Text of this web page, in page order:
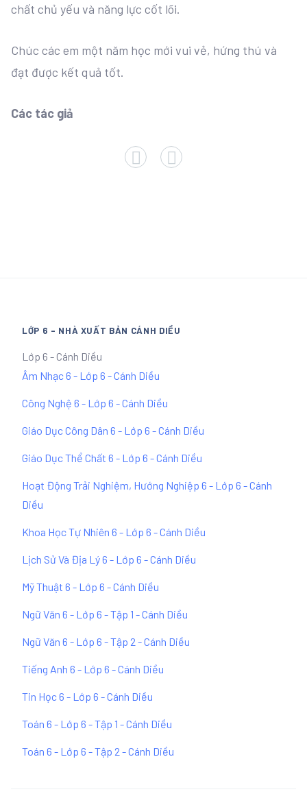
chất chủ yếu và năng lực cốt lõi.
Chúc các em một năm học mới vui vẻ, hứng thú và
đạt được kết quả tốt.
Các tác giả
LỚP 6 - NHÀ XUẤT BẢN CÁNH DIỀU
Lớp 6 - Cánh Diều
Âm Nhạc 6 - Lớp 6 - Cánh Diều
Công Nghệ 6 - Lớp 6 - Cánh Diều
Giáo Dục Công Dân 6 - Lớp 6 - Cánh Diều
Giáo Dục Thể Chất 6 - Lớp 6 - Cánh Diều
Hoạt Động Trải Nghiệm, Hướng Nghiệp 6 - Lớp 6 - Cánh
Diều
Khoa Học Tự Nhiên 6 - Lớp 6 - Cánh Diều
Lịch Sử Và Địa Lý 6 - Lớp 6 - Cánh Diều
Mỹ Thuật 6 - Lớp 6 - Cánh Diều
Ngữ Văn 6 - Lớp 6 - Tập 1 - Cánh Diều
Ngữ Văn 6 - Lớp 6 - Tập 2 - Cánh Diều
Tiếng Anh 6 - Lớp 6 - Cánh Diều
Tin Học 6 - Lớp 6 - Cánh Diều
Toán 6 - Lớp 6 - Tập 1 - Cánh Diều
Toán 6 - Lớp 6 - Tập 2 - Cánh Diều